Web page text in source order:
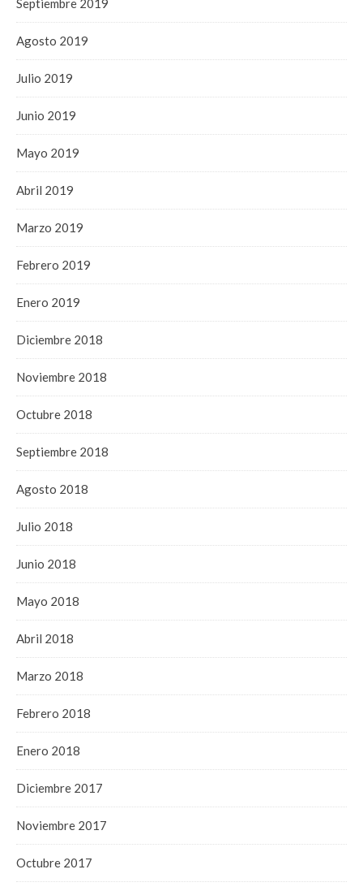
Septiembre 2019
Agosto 2019
Julio 2019
Junio 2019
Mayo 2019
Abril 2019
Marzo 2019
Febrero 2019
Enero 2019
Diciembre 2018
Noviembre 2018
Octubre 2018
Septiembre 2018
Agosto 2018
Julio 2018
Junio 2018
Mayo 2018
Abril 2018
Marzo 2018
Febrero 2018
Enero 2018
Diciembre 2017
Noviembre 2017
Octubre 2017